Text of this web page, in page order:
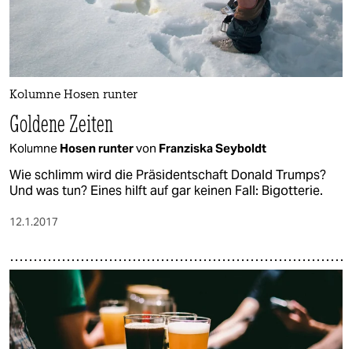
Kolumne Hosen runter
Goldene Zeiten
Kolumne Hosen runtervon Franziska Seyboldt
Wie schlimm wird die Präsidentschaft Donald Trumps?
Und was tun? Eines hilft auf gar keinen Fall: Bigotterie.
12.1.2017